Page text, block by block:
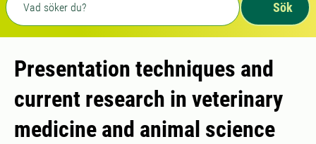
Sök
Presentation techniques and
current research in veterinary
medicine and animal science